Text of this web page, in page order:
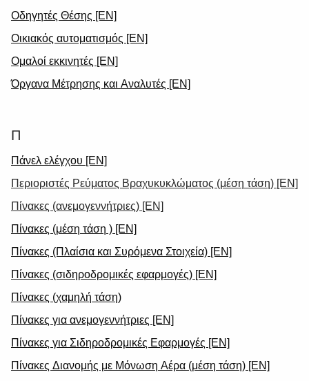
Οδηγητές Θέσης [EN]
Οικιακός αυτοματισμός [EN]
Ομαλοί εκκινητές [EN]
Όργανα Μέτρησης και Αναλυτές [EN]
Π
Πάνελ ελέγχου [EN]
Περιοριστές Ρεύματος Βραχυκυκλώματος (μέση τάση) [EN]
Πίνακες (ανεμογεννήτριες) [EN]
Πίνακες (μέση τάση ) [EN]
Πίνακες (Πλαίσια και Συρόμενα Στοιχεία) [EN]
Πίνακες (σιδηροδρομικές εφαρμογές) [EN]
Πίνακες (χαμηλή τάση)
Πίνακες για ανεμογεννήτριες [EN]
Πίνακες για Σιδηροδρομικές Εφαρμογές [EN]
Πίνακες Διανομής με Μόνωση Αέρα (μέση τάση) [EN]